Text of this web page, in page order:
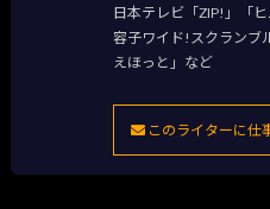
日本テレビ「ZIP!」「
容子ワイド!スクランブ
えほっと」など
このライターに仕